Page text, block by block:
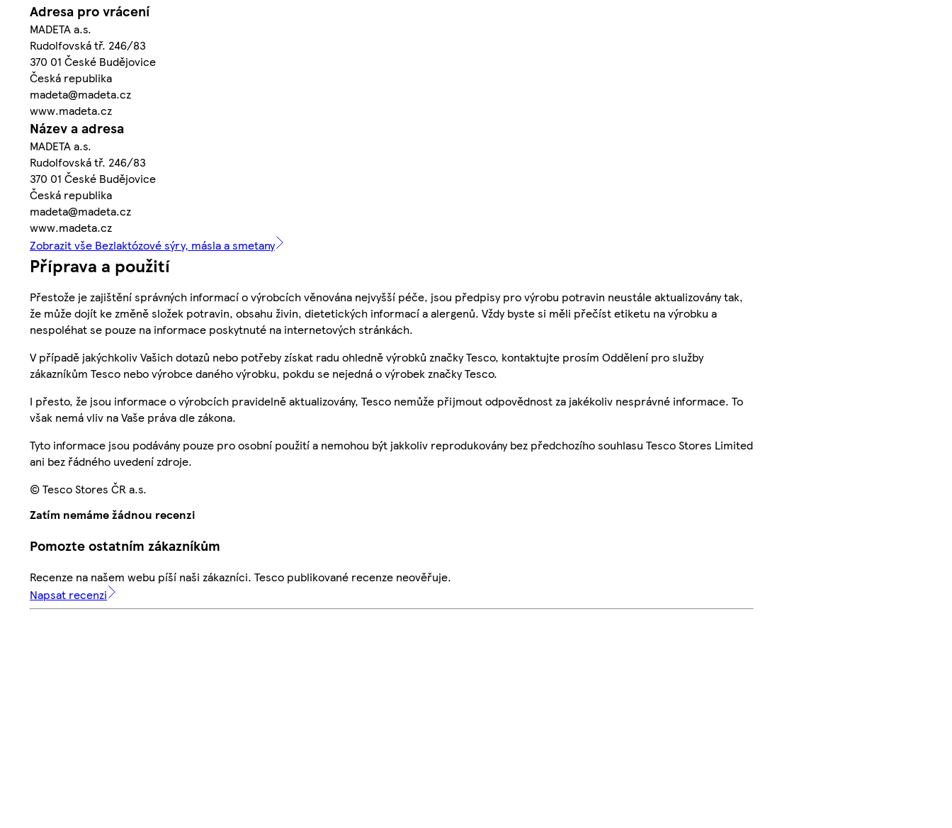
Adresa pro vrácení
MADETA a.s.
Rudolfovská tř. 246/83
370 01 České Budějovice
Česká republika
madeta@madeta.cz
www.madeta.cz
Název a adresa
MADETA a.s.
Rudolfovská tř. 246/83
370 01 České Budějovice
Česká republika
madeta@madeta.cz
www.madeta.cz
Zobrazit vše Bezlaktózové sýry, másla a smetany
Příprava a použití
Přestože je zajištění správných informací o výrobcích věnována nejvyšší péče, jsou předpisy pro výrobu potravin neustále aktualizovány tak,
že může dojít ke změně složek potravin, obsahu živin, dietetických informací a alergenů. Vždy byste si měli přečíst etiketu na výrobku a
nespoléhat se pouze na informace poskytnuté na internetových stránkách.
V případě jakýchkoliv Vašich dotazů nebo potřeby získat radu ohledně výrobků značky Tesco, kontaktujte prosím Oddělení pro služby
zákazníkům Tesco nebo výrobce daného výrobku, pokdu se nejedná o výrobek značky Tesco.
I přesto, že jsou informace o výrobcích pravidelně aktualizovány, Tesco nemůže přijmout odpovědnost za jakékoliv nesprávné informace. To
však nemá vliv na Vaše práva dle zákona.
Tyto informace jsou podávány pouze pro osobní použití a nemohou být jakkoliv reprodukovány bez předchozího souhlasu Tesco Stores Limited
ani bez řádného uvedení zdroje.
© Tesco Stores ČR a.s.
Zatím nemáme žádnou recenzi
Pomozte ostatním zákazníkům
Recenze na našem webu píší naši zákazníci. Tesco publikované recenze neověřuje.
Napsat recenzi